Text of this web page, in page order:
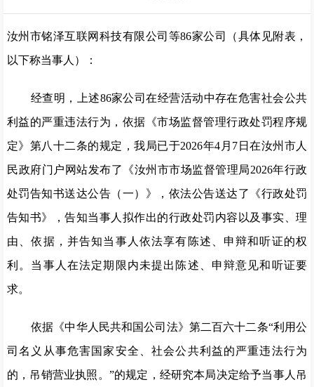
汝州市铭泽互联网科技有限公司等86家公司（具体见附表，
以下称当事人）：
经查明，上述86家公司在经营活动中存在危害社会公共
利益的严重违法行为，依据《市场监督管理行政处罚程序规
定》第八十二条的规定，我局已于2026年4月7日在汝州市人
民政府门户网站发布了《汝州市市场监督管理局2026年行政
处罚告知书送达公告（一）》，依法公告送达了《行政处罚
告知书》，告知当事人拟作出的行政处罚内容以及事实、理
由、依据，并告知当事人依法享有陈述、申辩和听证的权
利。当事人在法定期限内未提出陈述、申辩意见和听证要
求。
依据《中华人民共和国公司法》第二百六十二条“利用公
司名义从事危害国家安全、社会公共利益的严重违法行为
的，吊销营业执照。”的规定，经研究本局决定给予当事人吊